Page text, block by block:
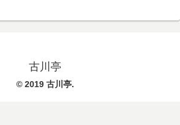
古川亭
© 2019 古川亭.